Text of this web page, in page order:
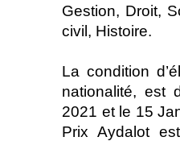
Gestion, Droit,
civil, Histoire.
La condition
nationalité, est
2021 et le 15
Prix Aydalot